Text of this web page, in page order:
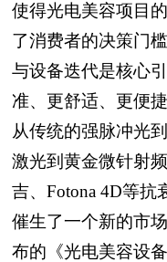
使得光电美容项目
了消费者的决策门
与设备迭代是核心
准、更舒适、更便
从传统的强脉冲光
激光到黄金微针射
吉、Fotona 4D等抗
催生了一个新的市
布的《光电美容设